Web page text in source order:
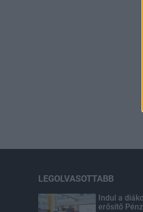
LEGOLVASOTTABB
Indul a
erősítő